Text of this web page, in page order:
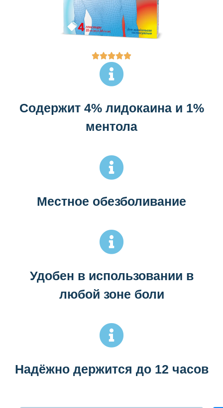
Заказать АРГЕТТ в аптеках
Содержит 4% лидокаина и 1%
ментола
Местное обезболивание
Удобен в использовании в
любой зоне боли
Надёжно держится до 12 часов